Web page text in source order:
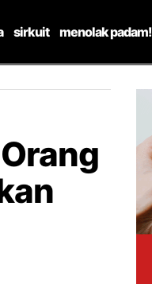
sirkuit menolak padam!